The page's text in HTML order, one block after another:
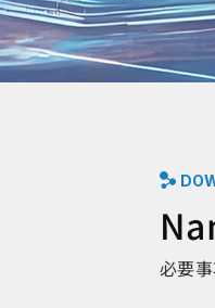
必要